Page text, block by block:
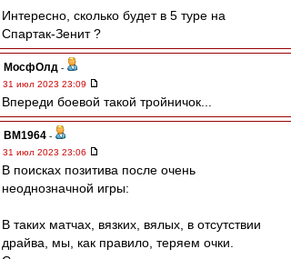
Интересно, сколько будет в 5 туре на
Спартак-Зенит ?
МосфОлд -
31 июл 2023 23:09
Впереди боевой такой тройничок...
BM1964 -
31 июл 2023 23:06
В поисках позитива после очень
неоднозначной игры:
В таких матчах, вязких, вялых, в отсутствии
драйва, мы, как правило, теряем очки.